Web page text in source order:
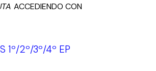
ACCEDIENDO CON
1º/2º/3º/4º EP